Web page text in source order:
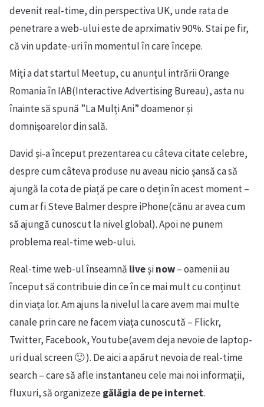
devenit real-time, din perspectiva UK, unde rata de
penetrare a web-ului este de aprximativ 90%. Stai pe fir,
că vin update-uri în momentul în care începe.
Miți a dat startul Meetup, cu anunțul intrării Orange
Romania în IAB(Interactive Advertising Bureau), asta nu
înainte să spună ”La Mulți Ani” doamenor și
domnișoarelor din sală.
David și-a început prezentarea cu câteva citate celebre,
despre cum câteva produse nu aveau nicio șansă ca să
ajungă la cota de piață pe care o dețin în acest moment –
cum ar fi Steve Balmer despre iPhone(cănu ar avea cum
să ajungă cunoscut la nivel global). Apoi ne punem
problema real-time web-ului.
Real-time web-ul înseamnă liveșinow– oamenii au
început să contribuie din ce în ce mai mult cu conținut
din viața lor. Am ajuns la nivelul la care avem mai multe
canale prin care ne facem viața cunoscută – Flickr,
Twitter, Facebook, Youtube(avem deja nevoie de laptop-
uri dual screen 🙂 ). De aici a apărut nevoia de real-time
search – care să afle instantaneu cele mai noi informații,
fluxuri, să organizezegălăgia de pe internet.